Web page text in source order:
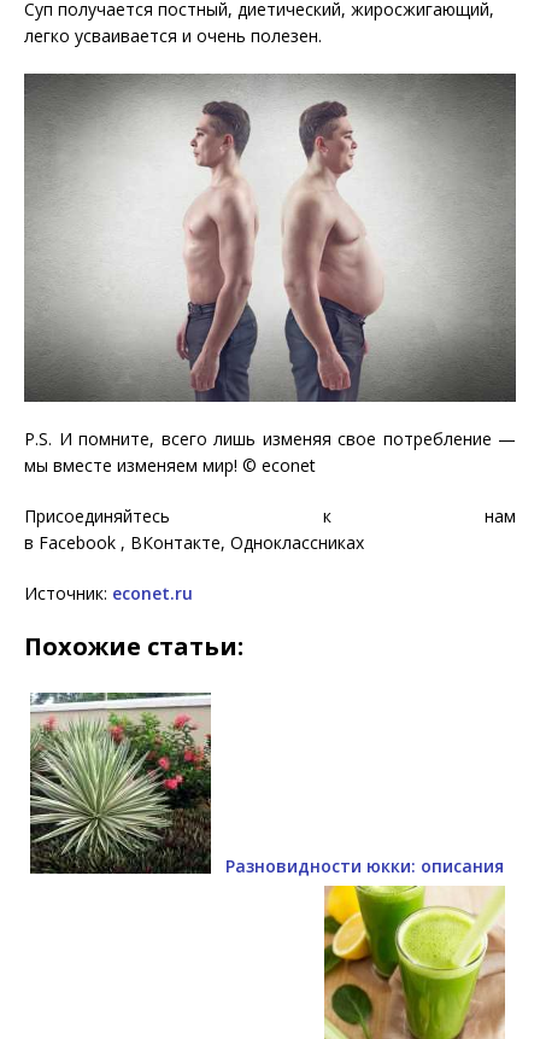
Суп получается постный, диетический, жиросжигающий,
легко усваивается и очень полезен.
P.S. И помните, всего лишь изменяя свое потребление —
мы вместе изменяем мир! © econet
Присоединяйтесь к нам
в Facebook , ВКонтакте, Одноклассниках
Источник: econet.ru
Похожие статьи:
Разновидности юкки: описания